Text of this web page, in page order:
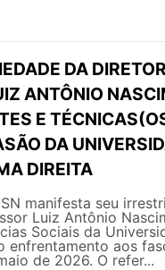
DA
ANTÔNIO
E
DA
DIREITA
manifesta seu
Luiz Antônio
Sociais da
enfrentamento aos
de 2026. O refer...